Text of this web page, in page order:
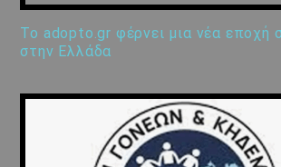
Το adopto.gr φέρνει μια νέα εποχή
στην Ελλάδα